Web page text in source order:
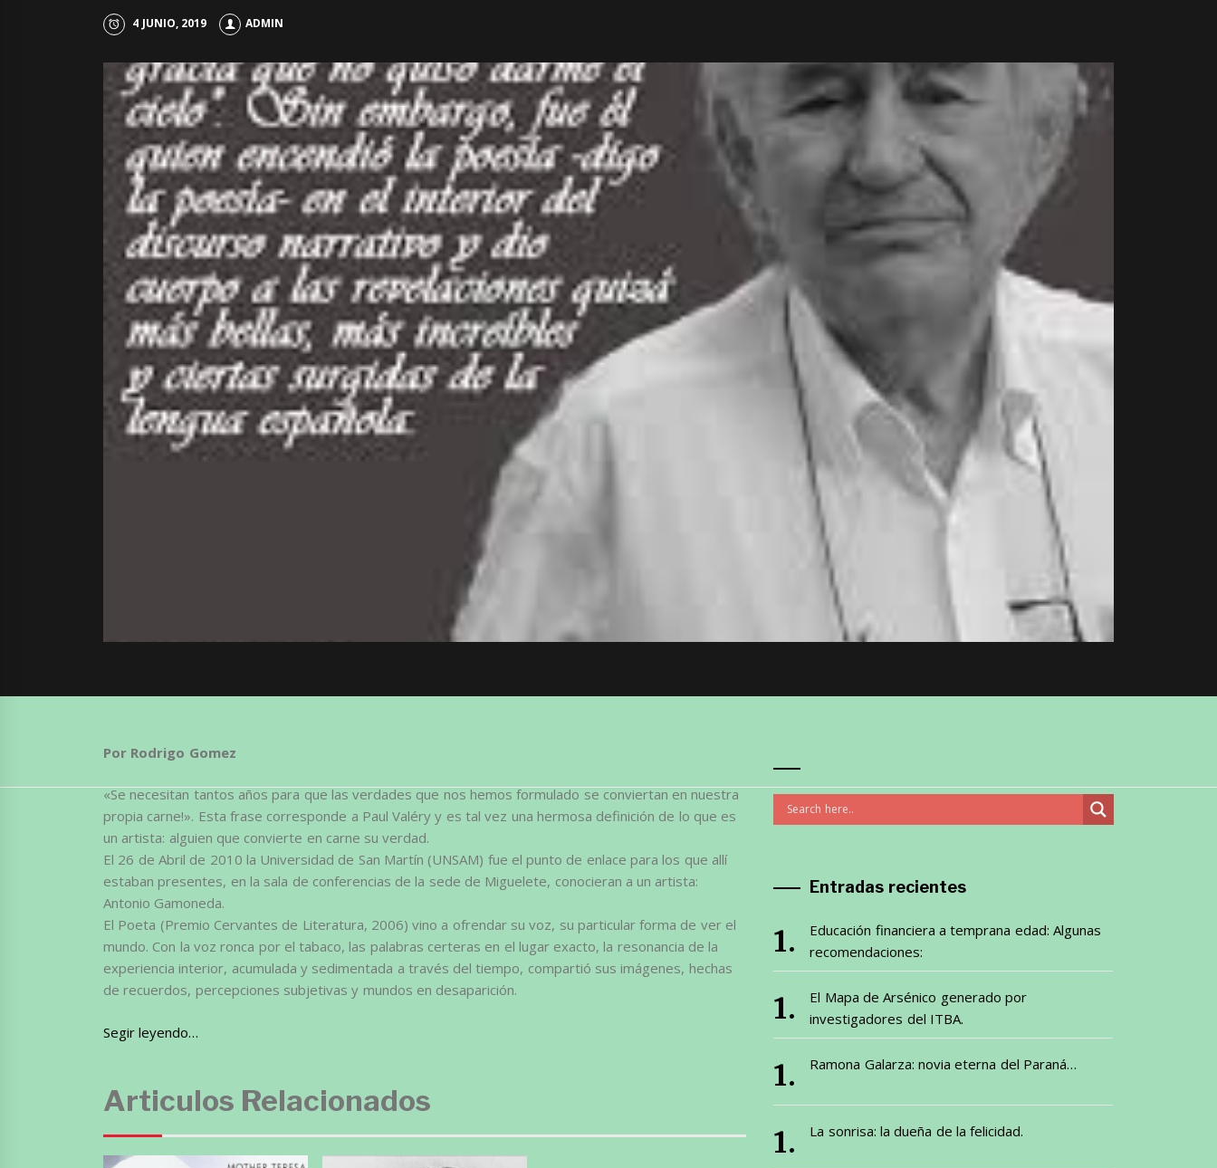
4 JUNIO, 2019 ADMIN
Por Rodrigo Gomez
«Se necesitan tantos años para que las verdades que nos hemos formulado se conviertan en nuestra
propia carne!». Esta frase corresponde a Paul Valéry y es tal vez una hermosa definición de lo que es
un artista: alguien que convierte en carne su verdad.
El 26 de Abril de 2010 la Universidad de San Martín (UNSAM) fue el punto de enlace para los que allí
estaban presentes, en la sala de conferencias de la sede de Miguelete, conocieran a un artista:
Antonio Gamoneda.
El Poeta (Premio Cervantes de Literatura, 2006) vino a ofrendar su voz, su particular forma de ver el
mundo. Con la voz ronca por el tabaco, las palabras certeras en el lugar exacto, la resonancia de la
experiencia interior, acumulada y sedimentada a través del tiempo, compartió sus imágenes, hechas
de recuerdos, percepciones subjetivas y mundos en desaparición.
Segir leyendo…
Articulos Relacionados
Entradas recientes
Educación financiera a temprana edad: Algunas
recomendaciones:
El Mapa de Arsénico generado por
investigadores del ITBA.
Ramona Galarza: novia eterna del Paraná…
La sonrisa: la dueña de la felicidad.